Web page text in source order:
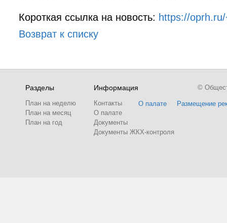
Короткая ссылка на новость: https://
Возврат к списку
Разделы
План на неделю
План на месяц
План на год
Информация
Контакты
О палате
Документы
Документы ЖКХ-контроля
О палате Размещение
©